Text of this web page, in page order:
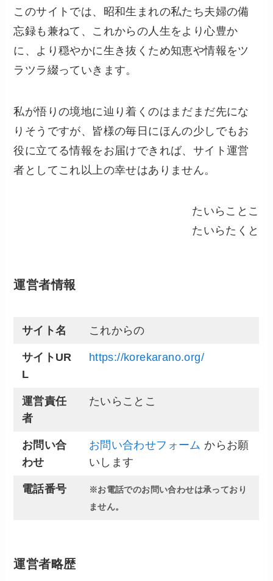
このサイトでは、昭和生まれの私たち夫婦の備
忘録も兼ねて、これからの人生をより心豊か
に、より穏やかに生き抜くため知恵や情報をツ
ラツラ綴っていきます。
私が悟りの境地に辿り着くのはまだまだ先にな
りそうですが、皆様の毎日にほんの少しでもお
役に立てる情報をお届けできれば、サイト運営
者としてこれ以上の幸せはありません。
たいらことこ
たいらたくと
運営者情報
サイト名 これからの
サイトUR
L
https://korekarano.org/
運営責任
者
たいらことこ
お問い合
わせ
お問い合わせフォーム からお願
いします
電話番号
※お電話でのお問い合わせは承っており
ません。
運営者略歴